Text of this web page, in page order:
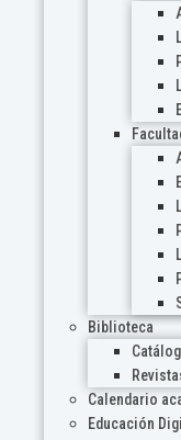
Biblioteca
Calendario
Educación